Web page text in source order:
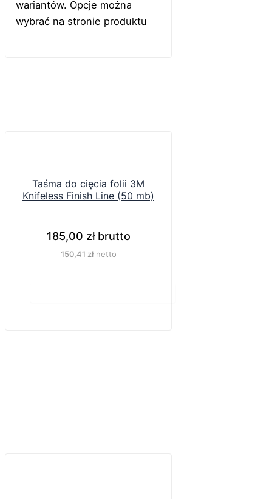
wariantów. Opcje można
wybrać na stronie produktu
Taśma do cięcia folii 3M
Knifeless Finish Line (50 mb)
185,00 złbrutto
150,41 złnetto